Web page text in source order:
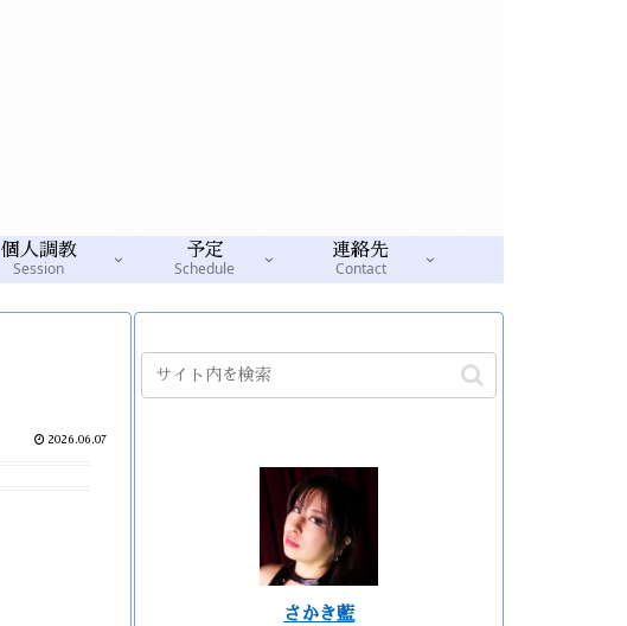
個人調教
Session
予定
Schedule
連絡先
Contact
2026.06.07
さかき藍